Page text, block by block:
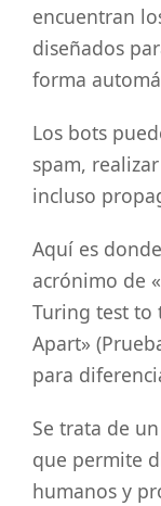
encuentran
diseñados
forma
Los bots
spam,
incluso
Aquí es
acrónimo de
Turing test to
Apart»
para
Se trata de
que permite
humanos y